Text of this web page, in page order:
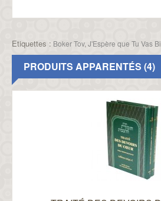
Etiquettes : Boker Tov, J'Espère que Tu Vas
PRODUITS APPARENTÉS (4)